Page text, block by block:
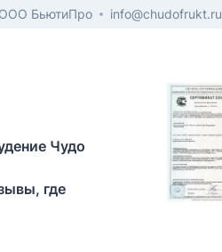
ООО БьютиПро info@chudofrukt.ru
Чудо
где